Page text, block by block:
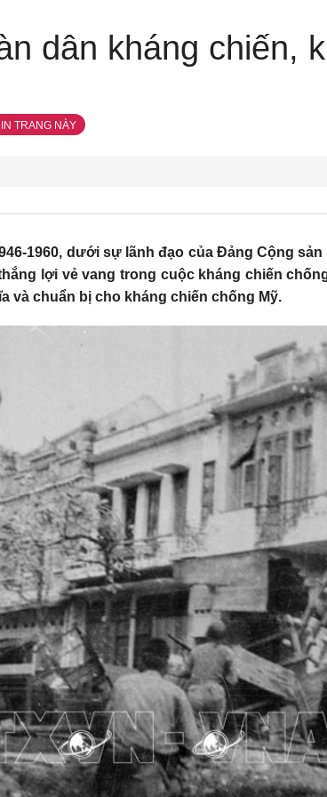
dân kháng chiến,
IN TRANG NÀY
1960, dưới sự lãnh đạo của Đảng Cộng
lợi vẻ vang trong cuộc kháng chiến
và chuẩn bị cho kháng chiến chống Mỹ.